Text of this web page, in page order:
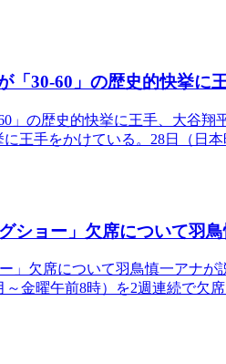
「30-60」の歴史的快挙に
」の歴史的快挙に王手、大谷
王手をかけている。28日（日
ショー」欠席について羽
」欠席について羽鳥慎一アナが
金曜午前8時）を2週連続で欠